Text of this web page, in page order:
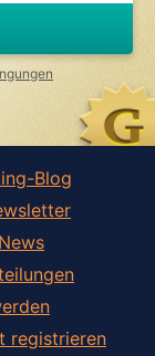
Blog
registrieren